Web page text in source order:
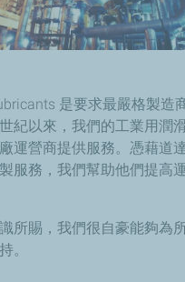
是要求最嚴格製造
紀以來，我們的工業用潤
運營商提供服務。憑藉道
服務，我們幫助他們提高
所賜，我們很自豪能夠為
。